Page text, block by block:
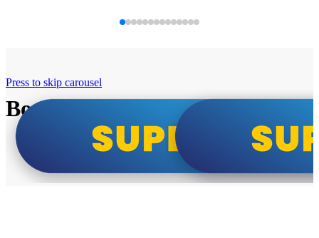
Bosch super cene
Press to skip carousel